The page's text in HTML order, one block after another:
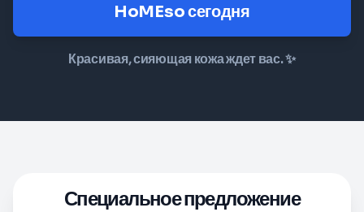
HoMEso сегодня
Красивая, сияющая кожа ждет вас. ✨
Специальное предложение